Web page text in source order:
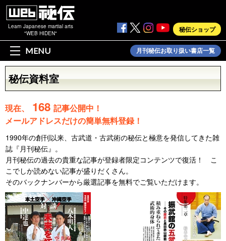
Learn Japanese martial arts
"WEB HIDEN"
秘伝ショップ
MENU 月刊秘伝お取り扱い書店一覧
秘伝資料室
現在、 168 記事公開中！
メールアドレスだけの簡単無料登録！
1990年の創刊以来、古武道・古武術の秘伝と極意を発信してきた雑
誌『月刊秘伝』。
月刊秘伝の過去の貴重な記事が登録者限定コンテンツで復活！ こ
こでしか読めない記事が盛りだくさん。
そのバックナンバーから厳選記事を無料でご覧いただけます。